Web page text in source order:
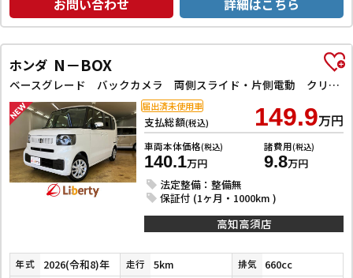
お問い合わせ 詳細はこちら
ホンダ N－BOX
ベースグレード バックカメラ 両側スライド・片側電動 クリアランスソナー オートクルーズコントロール レーンアシスト 衝突被害軽減システム オートライト LEDヘッドランプ スマートキー アイドリングストップ
支払総額(税込) 149.9万円
車両本体価格(税込)
140.1万円
諸費用(税込)
9.8万円
法定整備：整備無
保証付 (1ヶ月・1000km )
届出済未使用車
高知高須店
年式 2026(令和8)年 走行 5km 排気 660cc